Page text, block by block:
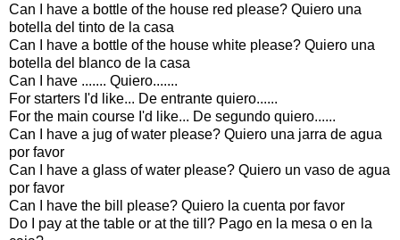
Can I have a bottle of the house red please? Quiero una
botella del tinto de la casa
Can I have a bottle of the house white please? Quiero una
botella del blanco de la casa
Can I have ....... Quiero.......
For starters I'd like... De entrante quiero......
For the main course I'd like... De segundo quiero......
Can I have a jug of water please? Quiero una jarra de agua
por favor
Can I have a glass of water please? Quiero un vaso de agua
por favor
Can I have the bill please? Quiero la cuenta por favor
Do I pay at the table or at the till? Pago en la mesa o en la